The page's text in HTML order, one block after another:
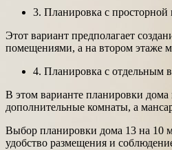
3. Планировка с просторной
Этот вариант предполагает
помещениями, а на втором этаже
4. Планировка с отдельным
В этом варианте планировки
дополнительные комнаты, а
Выбор планировки дома 13 на 10
удобство размещения и